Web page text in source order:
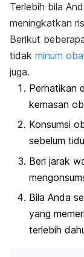
Terlebih bila
meningkatkan
Berikut
tidak minum
juga.
Perhatikan
kemasan
Konsumsi
sebelum
Beri jarak
Bila Anda
yang
terlebih